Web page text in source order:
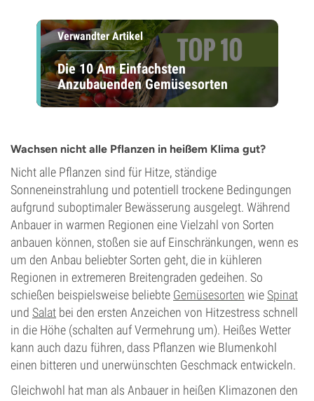
Verwandter Artikel
Die 10 Am Einfachsten
Anzubauenden Gemüsesorten
Wachsen nicht alle Pflanzen in heißem Klima gut?
Nicht alle Pflanzen sind für Hitze, ständige
Sonneneinstrahlung und potentiell trockene Bedingungen
aufgrund suboptimaler Bewässerung ausgelegt. Während
Anbauer in warmen Regionen eine Vielzahl von Sorten
anbauen können, stoßen sie auf Einschränkungen, wenn es
um den Anbau beliebter Sorten geht, die in kühleren
Regionen in extremeren Breitengraden gedeihen. So
schießen beispielsweise beliebte Gemüsesorten wie Spinat
und Salat bei den ersten Anzeichen von Hitzestress schnell
in die Höhe (schalten auf Vermehrung um). Heißes Wetter
kann auch dazu führen, dass Pflanzen wie Blumenkohl
einen bitteren und unerwünschten Geschmack entwickeln.
Gleichwohl hat man als Anbauer in heißen Klimazonen den